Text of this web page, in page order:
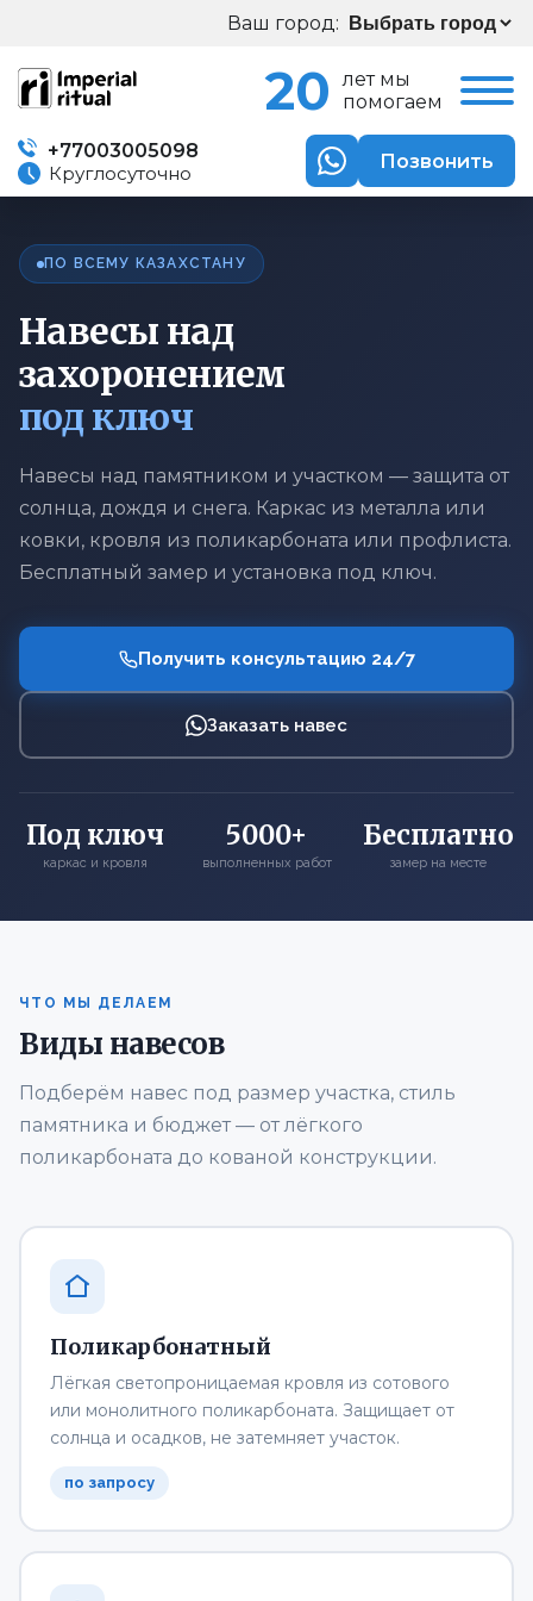
Ваш город:
20
лет мы
помогаем
+77003005098
Круглосуточно
Позвонить
ПО ВСЕМУ КАЗАХСТАНУ
Навесы над
захоронением
под ключ
Навесы над памятником и участком — защита от
солнца, дождя и снега. Каркас из металла или
ковки, кровля из поликарбоната или профлиста.
Бесплатный замер и установка под ключ.
Получить консультацию 24/7
Заказать навес
Под ключ
каркас и кровля
5000+
выполненных работ
Бесплатно
замер на месте
ЧТО МЫ ДЕЛАЕМ
Виды навесов
Подберём навес под размер участка, стиль
памятника и бюджет — от лёгкого
поликарбоната до кованой конструкции.
Поликарбонатный
Лёгкая светопроницаемая кровля из сотового
или монолитного поликарбоната. Защищает от
солнца и осадков, не затемняет участок.
по запросу